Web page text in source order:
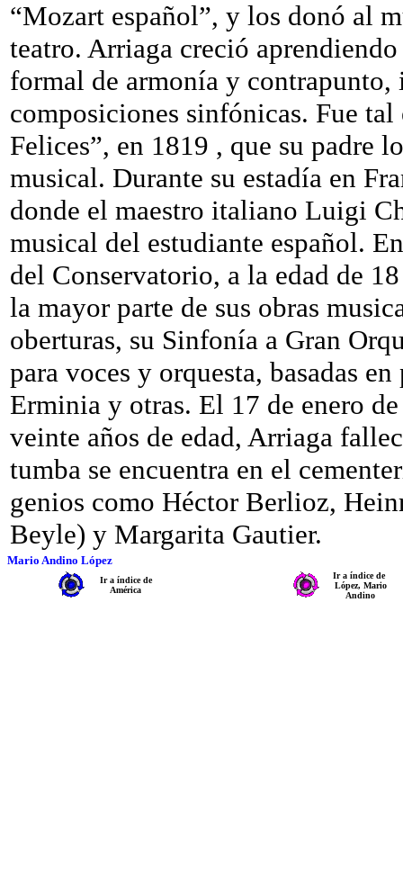
“Mozart español”, y los donó al
teatro. Arriaga creció
formal de armonía y
composiciones sinfónicas. Fue
Felices”, en 1819 , que su padre
musical. Durante su estadía en
donde el maestro italiano Luigi
musical del estudiante español.
del Conservatorio, a la edad de
la mayor parte de sus obras
oberturas, su Sinfonía a Gran
para voces y orquesta, basadas
Erminia y otras. El 17 de enero
veinte años de edad, Arriaga
tumba se encuentra en el
genios como Héctor Berlioz,
Beyle) y Margarita Gautier.
Mario Andino López
Ir a índice de
América
Ir a índice de
López, Mario
Andino